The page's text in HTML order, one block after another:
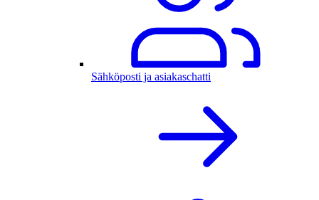
Sähköposti ja asiakaschatti